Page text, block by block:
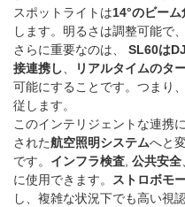
スポットライトは14°のビーム
します。明るさは調整可能で
さらに重要なのは、 SL60は
接連携し、
リアルタイムのタ
可能にすることです。つまり
従します。
このインテリジェントな連携
された航空照明システムへと
です。 インフラ検査, 公共安全
に使用できます。 ストロボモ
し、複雑な状況下でも高い視